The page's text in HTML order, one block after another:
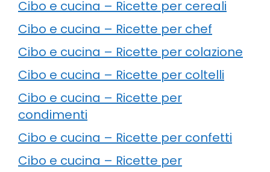
Cibo e cucina – Ricette per cereali
Cibo e cucina – Ricette per chef
Cibo e cucina – Ricette per colazione
Cibo e cucina – Ricette per coltelli
Cibo e cucina – Ricette per
condimenti
Cibo e cucina – Ricette per confetti
Cibo e cucina – Ricette per